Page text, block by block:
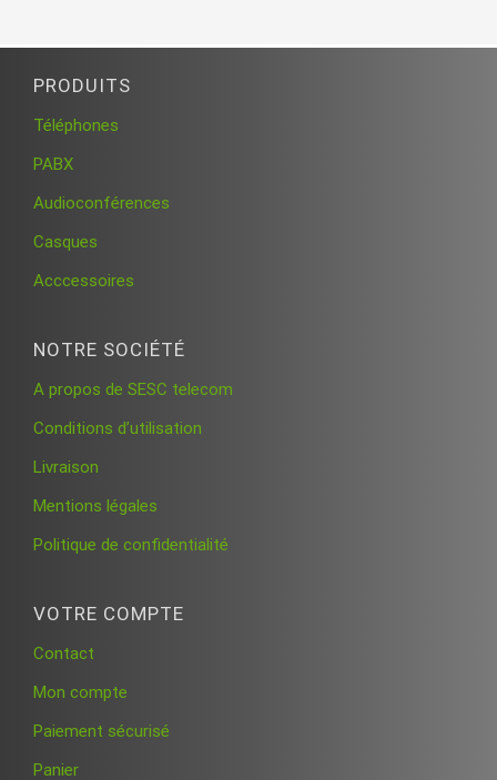
PRODUITS
Téléphones
PABX
Audioconférences
Casques
Acccessoires
NOTRE SOCIÉTÉ
A propos de SESC telecom
Conditions d’utilisation
Livraison
Mentions légales
Politique de confidentialité
VOTRE COMPTE
Contact
Mon compte
Paiement sécurisé
Panier